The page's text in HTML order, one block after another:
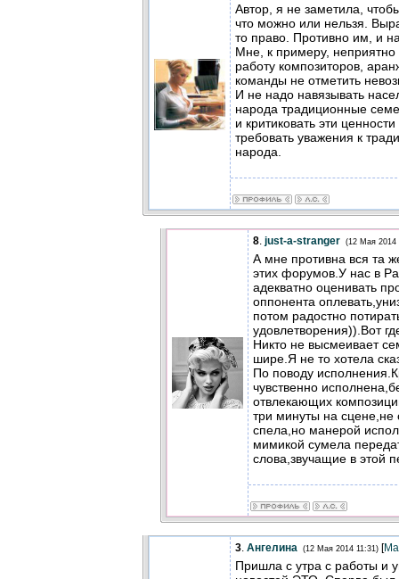
Автор, я не заметила,
что можно или нельзя.
то право. Противно им, и
Мне, к примеру, неприятно
работу композиторов,
команды не отметить
И не надо навязывать
народа традиционные
и критиковать эти
требовать уважения к
народа.
8. just-a-stranger (12 Мая 2014
А мне противна вся та
этих форумов.У нас в
адекватно оценивать
оппонента
потом радостно
удовлетворения)).Вот
Никто не высмеивает
шире.Я не то хотела
По поводу
чувственно
отвлекающих
три минуты на сцене,не
спела,но манерой
мимикой сумела
слова,звучащие в этой
3. Ангелина (12 Мая 2014 11:31) [
Пришла с утра с работы и